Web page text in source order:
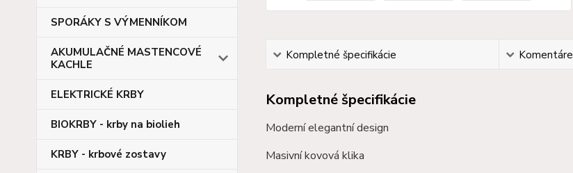
SPORÁKY S VÝMENNÍKOM
AKUMULAČNÉ MASTENCOVÉ
KACHLE
ELEKTRICKÉ KRBY
BIOKRBY - krby na biolieh
KRBY - krbové zostavy
Kompletné špecifikácie Komentáre
Kompletné špecifikácie
Moderní elegantní design
Masivní kovová klika